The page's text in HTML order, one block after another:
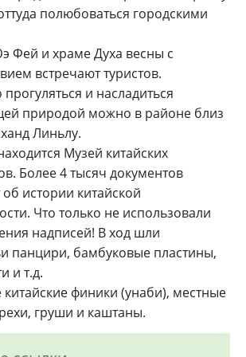
полюбоваться городскими
Фей и храме Духа весны с
встречают туристов.
и насладиться
природой можно в районе близ
Линьлу.
Музей китайских
Более 4 тысяч документов
об истории китайской
Что только не использовали
надписей! В ход шли
панцири, бамбуковые пластины,
и т.д.
китайские финики (унаби), местные
груши и каштаны.